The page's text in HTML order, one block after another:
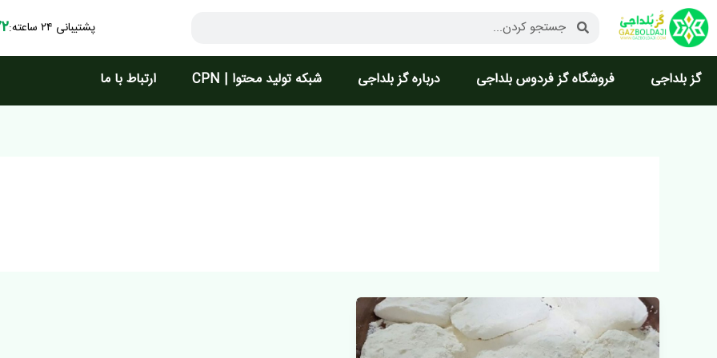
پرش
به
محتوا
جستجو
کردن
جستجو
کردن
پشتیبانی ۲۴ ساعته:
گز بلداجی فروشگاه گز فردوس بلداجی درباره گز بلداجی شبکه تولید محتوا | CPN ارتباط با ما